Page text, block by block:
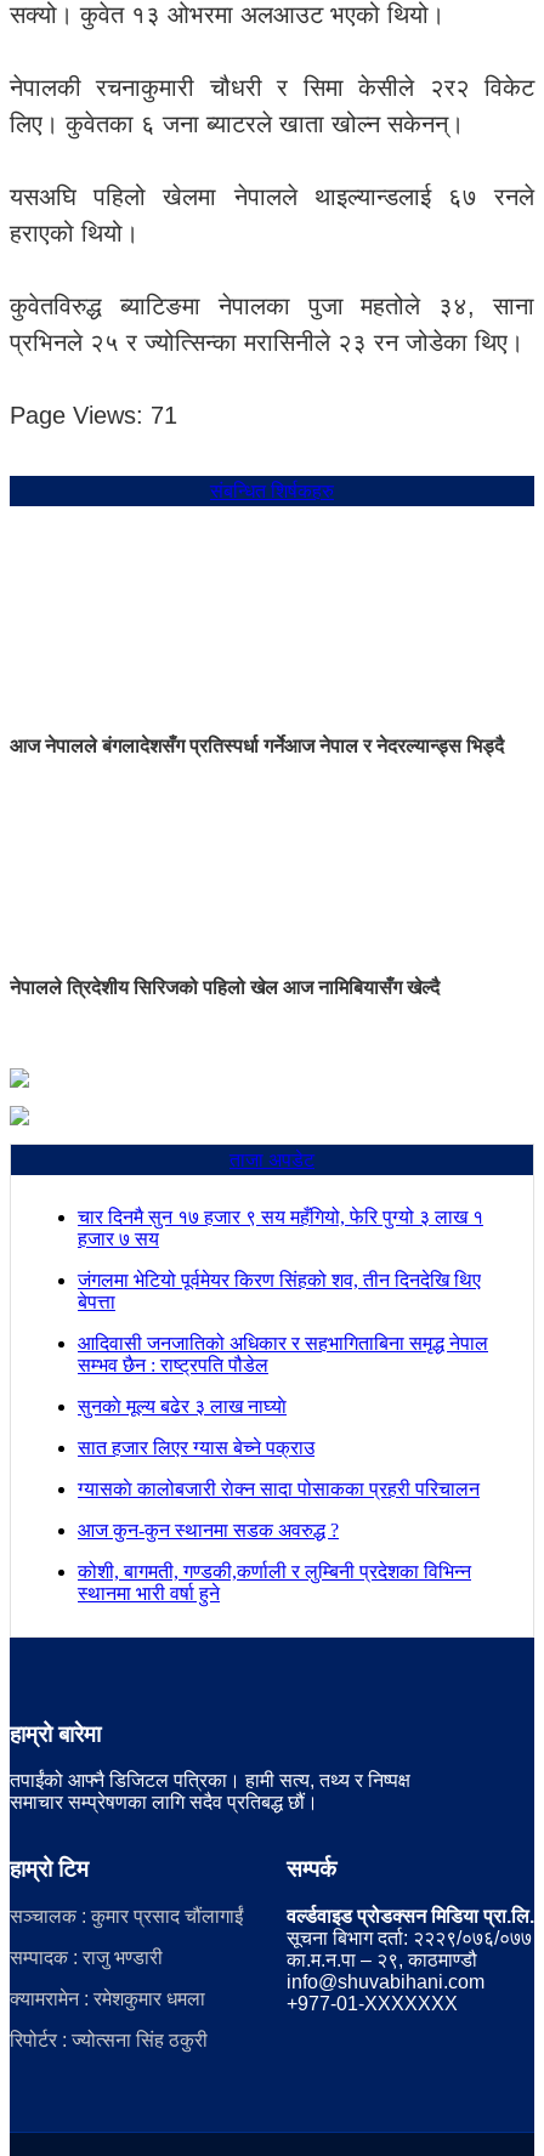
सक्यो। कुवेत १३ ओभरमा अलआउट भएको थियो।
नेपालकी रचनाकुमारी चौधरी र सिमा केसीले २र२ विकेट
लिए। कुवेतका ६ जना ब्याटरले खाता खोल्न सकेनन्।
यसअघि पहिलो खेलमा नेपालले थाइल्यान्डलाई ६७ रनले
हराएको थियो।
कुवेतविरुद्ध ब्याटिङमा नेपालका पुजा महतोले ३४, साना
प्रभिनले २५ र ज्योत्सिन्का मरासिनीले २३ रन जोडेका थिए।
Page Views: 71
संबन्धित शिर्षकहरु
आज नेपालले बंगलादेशसँग प्रतिस्पर्धा गर्नेआज नेपाल र नेदरल्यान्ड्स भिड्दै
नेपालले त्रिदेशीय सिरिजको पहिलो खेल आज नामिबियासँग खेल्दै
ताजा अपडेट
चार दिनमै सुन १७ हजार ९ सय महँगियो, फेरि पुग्यो ३ लाख १
हजार ७ सय
जंगलमा भेटियो पूर्वमेयर किरण सिंहको शव, तीन दिनदेखि थिए
बेपत्ता
आदिवासी जनजातिको अधिकार र सहभागिताबिना समृद्ध नेपाल
सम्भव छैन : राष्ट्रपति पौडेल
सुनकाे मूल्य बढेर ३ लाख नाघ्याे
सात हजार लिएर ग्यास बेच्ने पक्राउ
ग्यासकाे कालोबजारी राेक्न सादा पोसाकका प्रहरी परिचालन
आज कुन-कुन स्थानमा सडक अवरुद्ध ?
कोशी, बागमती, गण्डकी,कर्णाली र लुम्बिनी प्रदेशका विभिन्न
स्थानमा भारी वर्षा हुने
हाम्रो बारेमा
तपाईंको आफ्नै डिजिटल पत्रिका। हामी सत्य, तथ्य र निष्पक्ष
समाचार सम्प्रेषणका लागि सदैव प्रतिबद्ध छौं।
हाम्रो टिम
सञ्चालक : कुमार प्रसाद चौंलागाईं
सम्पादक : राजु भण्डारी
क्यामरामेन : रमेशकुमार धमला
रिपोर्टर : ज्योत्सना सिंह ठकुरी
सम्पर्क
वर्ल्डवाइड प्रोडक्सन मिडिया प्रा.लि.
सूचना बिभाग दर्ता: २२२९/०७६/०७७
का.म.न.पा – २९, काठमाण्डौ
info@shuvabihani.com
+977-01-XXXXXXX